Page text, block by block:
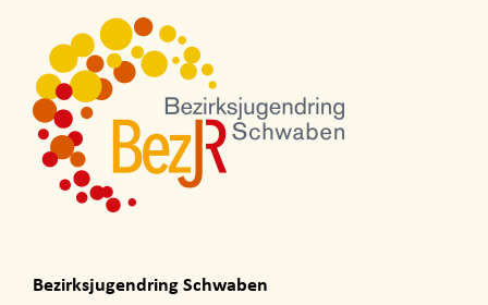
Bezirksjugendring Schwaben